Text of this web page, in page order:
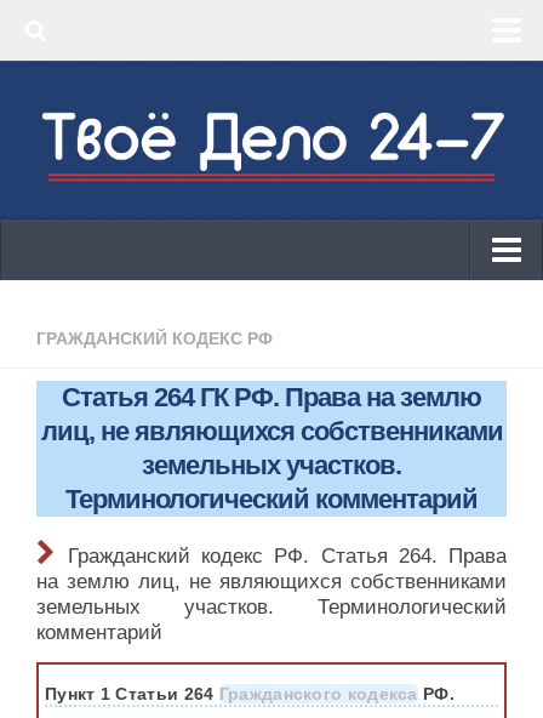
‣ КБК 2019
КБК 2019
ОКВЭД 2019
Законодательство
ГРАЖДАНСКИЙ КОДЕКС РФ
Статья 264 ГК РФ. Права на землю
лиц, не являющихся собственниками
земельных участков.
Терминологический комментарий
Гражданский кодекс РФ. Статья 264. Права
на землю лиц, не являющихся собственниками
земельных участков. Терминологический
комментарий
Пункт 1 Статьи 264 Гражданского кодекса РФ.